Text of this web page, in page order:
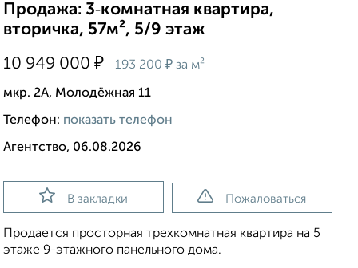
Продажа: 3‑комнатная квартира,
вторичка, 57м², 5/9 этаж
10 949 000 ₽ 193 200 ₽ за м²
мкр. 2А, Молодёжная 11
Телефон: показать телефон
Агентство, 06.08.2026
В закладки Пожаловаться
Продается просторная трехкомнатная квартира на 5
этаже 9-этажного панельного дома.